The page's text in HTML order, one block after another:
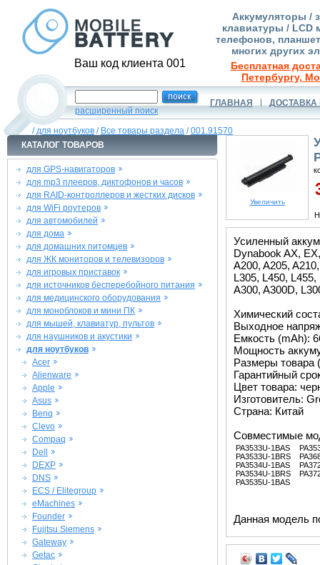
Ваш код клиента 001
Аккумуляторы /
клавиатуры / LCD
телефонов,
многих других
Бесплатная
Петербургу,
расширенный поиск
ГЛАВНАЯ ДОСТАВКА
/для ноутбуков / Все товары раздела /001.91570
КАТАЛОГ ТОВАРОВ
для GPS-навигаторов
для mp3 плееров, диктофонов и часов
для RAID-контроллеров и жестких дисков
для WiFi роутеров
для автомобилей
для дома
для домашних питомцев
для ЖК мониторов и телевизоров
для игровых приставок
для источников бесперебойного питания
для медицинского оборудования
для моноблоков и мини ПК
для мышей, клавиатур, пультов
для наушников и акустики
для ноутбуков
Acer
Alienware
Apple
Asus
Benq
Clevo
Compaq
Dell
DEXP
DNS
ECS / Elitegroup
eMachines
Founder
Fujitsu Siemens
Gateway
Getac
Увеличить
Усиленный
Dynabook AX,
A200, A205,
L305, L450,
A300, A300D,
Химический
Выходное
Емкость (mAh):
Мощность
Размеры товара
Гарантийный
Цвет товара:
Изготовитель:
Страна: Китай
Совместимые
PA3533U-1BAS
PA3533U-1BRS
PA3534U-1BAS
PA3534U-1BRS
PA3535U-1BAS
Данная модель